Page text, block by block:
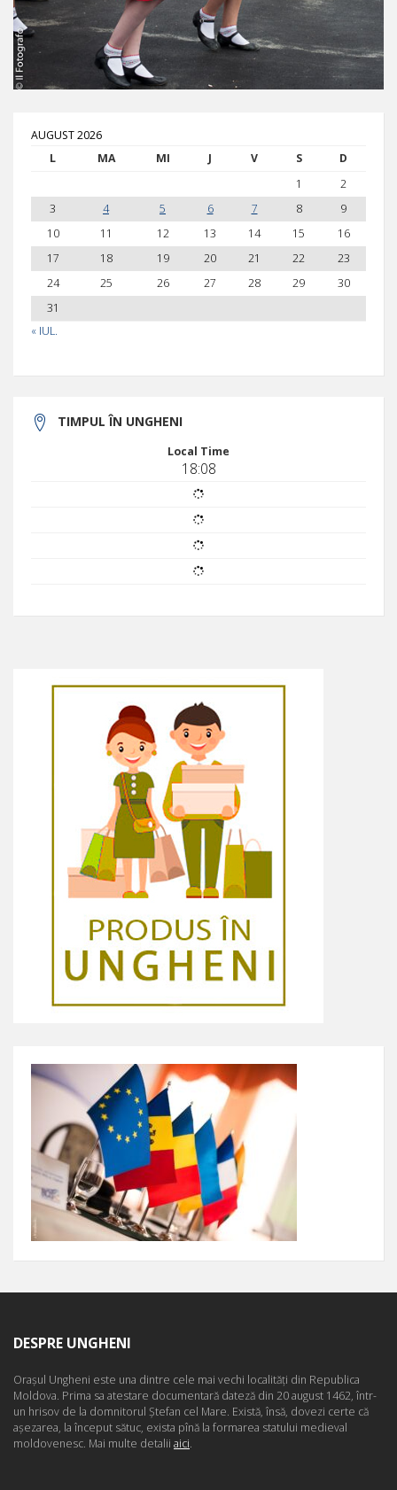
AUGUST 2026
L
MA MI J V S D
« IUL.
1
2
3
4 5 6 7 8
9
10
11 12 13 14 15
16
17
18 19 20 21 22
23
24
25 26 27 28 29
30
31
TIMPUL ÎN UNGHENI
Local Time
18:08
DESPRE UNGHENI
Oraşul Ungheni este una dintre cele mai vechi localităţi din Republica
Moldova. Prima sa atestare documentară dateză din 20 august 1462, într-
un hrisov de la domnitorul Ştefan cel Mare. Există, însă, dovezi certe că
aşezarea, la început sătuc, exista pînă la formarea statului medieval
moldovenesc. Mai multe detalii aici.